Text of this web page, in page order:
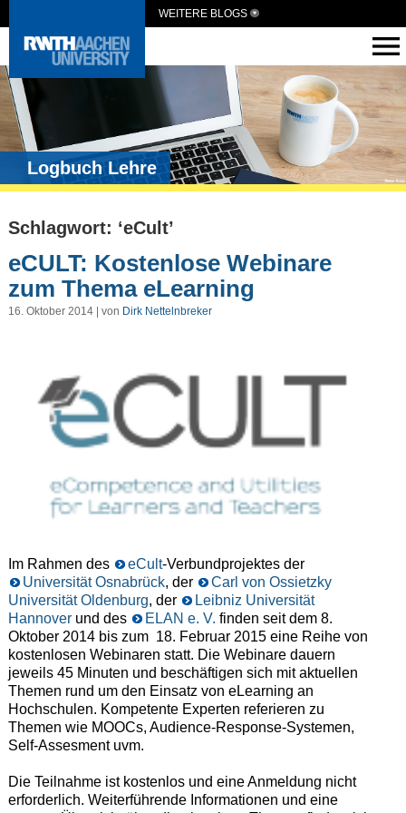
WEITERE BLOGS
Logbuch Lehre
Schlagwort: ‘eCult’
eCULT: Kostenlose Webinare
zum Thema eLearning
16. Oktober 2014 | von Dirk Nettelnbreker
Im Rahmen des eCult-Verbundprojektes der
Universität Osnabrück, der
Carl von Ossietzky
Universität Oldenburg, der
Leibniz Universität
Hannoverund des ELAN e. V. finden seit dem 8.
Oktober 2014 bis zum 18. Februar 2015 eine Reihe von
kostenlosen Webinaren statt. Die Webinare dauern
jeweils 45 Minuten und beschäftigen sich mit aktuellen
Themen rund um den Einsatz von eLearning an
Hochschulen. Kompetente Experten referieren zu
Themen wie MOOCs, Audience-Response-Systemen,
Self-Assesment uvm.
Die Teilnahme ist kostenlos und eine Anmeldung nicht
erforderlich. Weiterführende Informationen und eine